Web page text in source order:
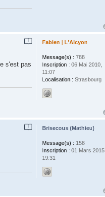
s'est pas
Fabien | L'Alcyon
Message(s) : 788
Inscription : 06 Mai 2010,
11:07
Localisation : Strasbourg
Brisecous (Mathieu)
Message(s) : 158
Inscription : 01 Mars 2015,
19:31